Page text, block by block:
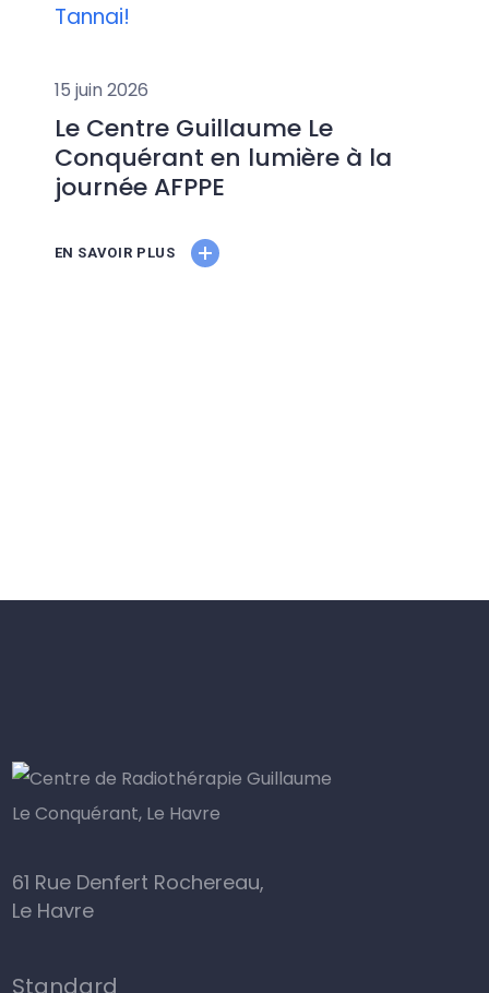
15 juin 2026
Le Centre Guillaume Le
Conquérant en lumière à la
journée AFPPE
EN SAVOIR PLUS
61 Rue Denfert Rochereau,
Le Havre
Standard